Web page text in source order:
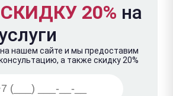
СКИДКУ 20% на
нашем сайте и мы предоставим
а также скидку 20%